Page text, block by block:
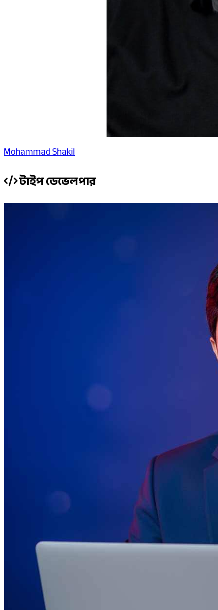
Mohammad Shakil
টাইপ ডেভেলপার